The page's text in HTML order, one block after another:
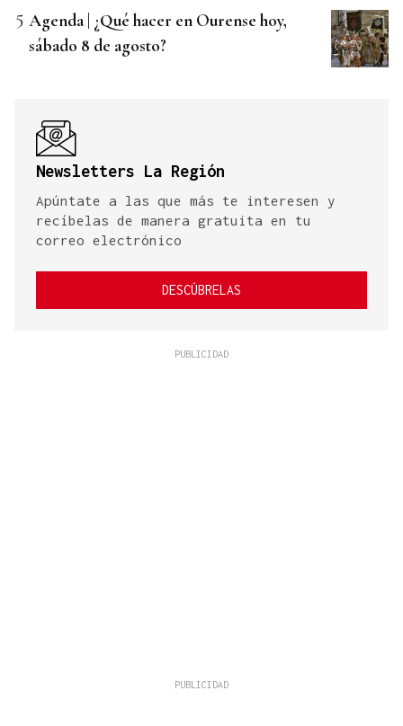
Agenda | ¿Qué hacer en Ourense hoy,
sábado 8 de agosto?
Newsletters La Región
Apúntate a las que más te interesen y
recíbelas de manera gratuita en tu
correo electrónico
DESCÚBRELAS